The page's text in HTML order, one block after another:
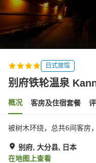
日式旅馆
别府铁轮温泉
概况 客房及住宿套餐
被树木环绕，总共6间客房
别府, 大分县, 日本
在地图上查看